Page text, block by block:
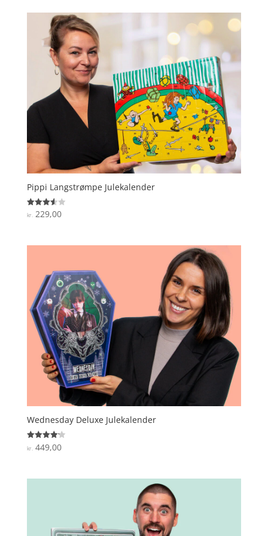
Pippi Langstrømpe Julekalender
Vurderet
3.6
kr.229,00
Wednesday Deluxe Julekalender
Vurderet
4.2
kr. 449,00